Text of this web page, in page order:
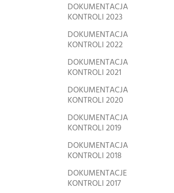
DOKUMENTACJA
KONTROLI 2023
DOKUMENTACJA
KONTROLI 2022
DOKUMENTACJA
KONTROLI 2021
DOKUMENTACJA
KONTROLI 2020
DOKUMENTACJA
KONTROLI 2019
DOKUMENTACJA
KONTROLI 2018
DOKUMENTACJE
KONTROLI 2017